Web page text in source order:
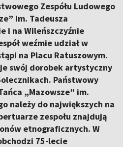
Zespółu Ludowego
im. Tadeusza
i na Wileńszczyźnie
weźmie udział w
na Placu Ratuszowym.
swój dorobek artystyczny
Państwowy
„Mazowsze” im.
należy do największych na
zespołu znajdują
etnograficznych. W
75-lecie